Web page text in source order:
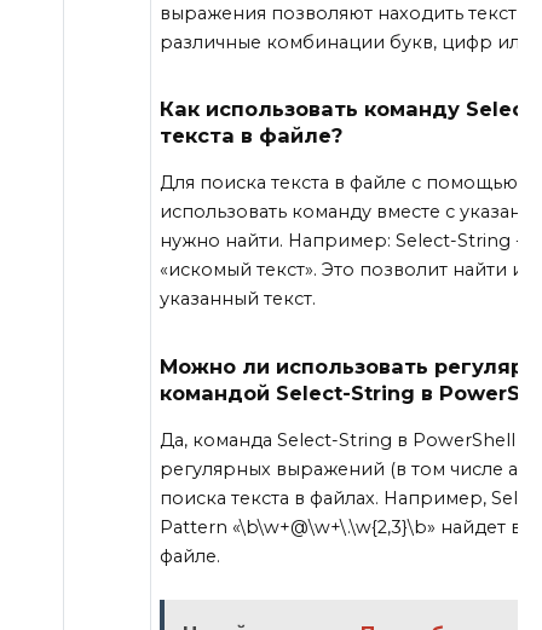
выражения позволяют находить текст
различные комбинации букв, цифр или
Как использовать команду
текста в файле?
Для поиска текста в файле с помощью
использовать команду вместе с
нужно найти. Например: Select-String -
«искомый текст». Это позволит найти
указанный текст.
Можно ли использовать
командой Select-String в
Да, команда Select-String в PowerShell
регулярных выражений (в том числе
поиска текста в файлах. Например,
Pattern «\b\w+@\w+\.\w{2,3}\b» найдет
файле.